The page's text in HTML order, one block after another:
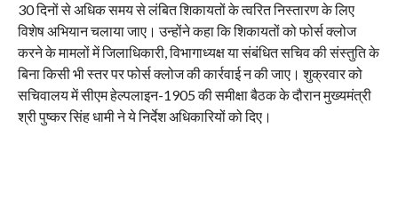
30 दिनों से अधिक समय से लंबित शिकायतों के त्वरित निस्तारण के लिए
विशेष अभियान चलाया जाए। उन्होंने कहा कि शिकायतों को फोर्स क्लोज
करने के मामलों में जिलाधिकारी, विभागाध्यक्ष या संबंधित सचिव की संस्तुति के
बिना किसी भी स्तर पर फोर्स क्लोज की कार्रवाई न की जाए। शुक्रवार को
सचिवालय में सीएम हेल्पलाइन-1905 की समीक्षा बैठक के दौरान मुख्यमंत्री
श्री पुष्कर सिंह धामी ने ये निर्देश अधिकारियों को दिए।